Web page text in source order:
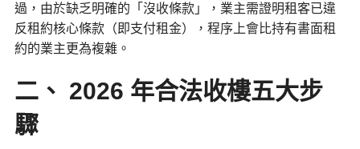
過，由於缺乏明確的「沒收條款」，業主需證明租客已違
反租約核心條款（即支付租金），程序上會比持有書面租
約的業主更為複雜。
二、 2026 年合法收樓五大步
驟